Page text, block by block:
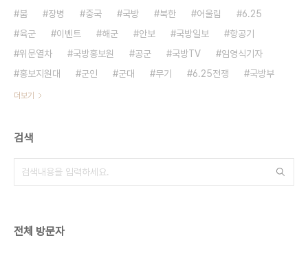
붐
장병 중국 국방 북한 어울림
6.25
육군
이벤트 해군 안보 국방일보
항공기
위문열차
국방홍보원 공군 국방TV
임영식기자
홍보지원대
군인 군대 무기 6.25전쟁 국방부
더보기
검색
전체 방문자